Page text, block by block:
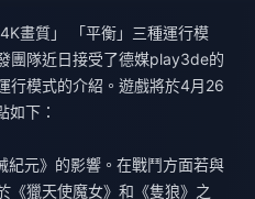
畫質」 「平衡」三種運行模
團隊近日接受了德媒play3de的
行模式的介紹。遊戲將於4月26
如下：
紀元》的影響。在戰鬥方面若與
《獵天使魔女》和《隻狼》之